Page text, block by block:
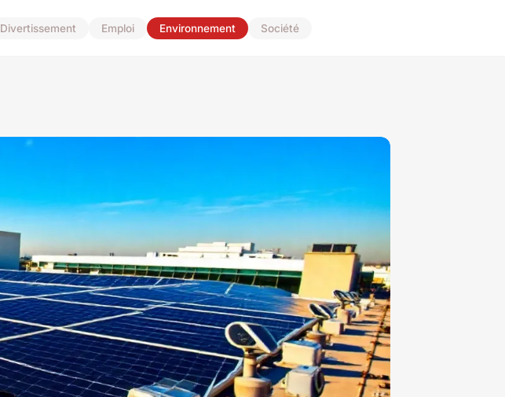
Divertissement Emploi Environnement Société